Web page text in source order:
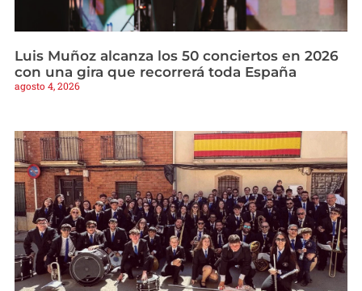
Luis Muñoz alcanza los 50 conciertos en 2026
con una gira que recorrerá toda España
agosto 4, 2026